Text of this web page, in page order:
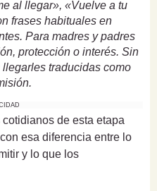
al llegar», «Vuelve a tu
frases habituales en
Para madres y padres
protección o interés. Sin
traducidas como
de esta etapa
esa diferencia entre lo
y lo que los